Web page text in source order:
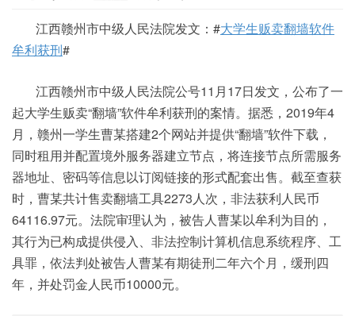
江西赣州市中级人民法院发文：#大学生贩卖翻墙软件
牟利获刑#
江西赣州市中级人民法院公号11月17日发文，公布了一
起大学生贩卖“翻墙”软件牟利获刑的案情。据悉，2019年4
月，赣州一学生曹某搭建2个网站并提供“翻墙”软件下载，
同时租用并配置境外服务器建立节点，将连接节点所需服务
器地址、密码等信息以订阅链接的形式配套出售。截至查获
时，曹某共计售卖翻墙工具2273人次，非法获利人民币
64116.97元。法院审理认为，被告人曹某以牟利为目的，
其行为已构成提供侵入、非法控制计算机信息系统程序、工
具罪，依法判处被告人曹某有期徒刑二年六个月，缓刑四
年，并处罚金人民币10000元。